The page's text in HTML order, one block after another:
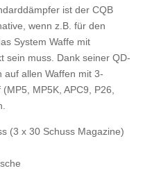
ist der CQB
wenn z.B. für den
System Waffe mit
sein muss. Dank seiner QD-
auf allen Waffen mit 3-
MP5K, APC9, P26,
(3 x 30 Schuss Magazine)